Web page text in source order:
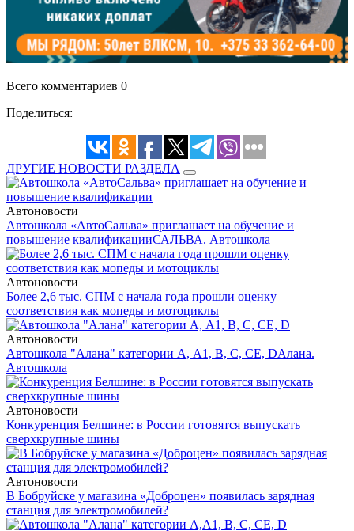
Всего комментариев 0
Поделиться:
ДРУГИЕ НОВОСТИ РАЗДЕЛА
Автоновости
Автошкола «АвтоСальва» приглашает на обучение и
повышение квалификацииСАЛЬВА. Автошкола
Автоновости
Более 2,6 тыс. СПМ с начала года прошли оценку
соответствия как мопеды и мотоциклы
Автоновости
Автошкола "Алана" категории А, А1, В, С, СЕ, DАлана.
Автошкола
Автоновости
Конкуренция Белшине: в России готовятся выпускать
сверхкрупные шины
Автоновости
В Бобруйске у магазина «Доброцен» появилась зарядная
станция для электромобилей?